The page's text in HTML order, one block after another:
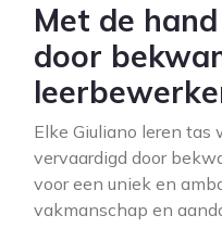
Met de
door
Elke Giuliano leren tas
vervaardigd door
voor een uniek en
vakmanschap en